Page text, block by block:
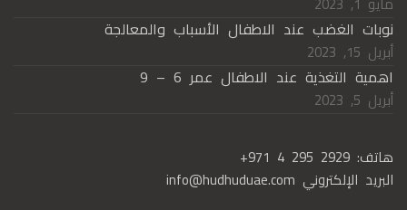
نوبات الغضب عند الاطفال الأسباب والمعالجة
أبريل 15, 2023
اهمية التغذية عند الاطفال عمر 6 – 9
أبريل 5, 2023
هاتف: +971 4 295 2929
البريد الإلكتروني info@hudhuduae.com